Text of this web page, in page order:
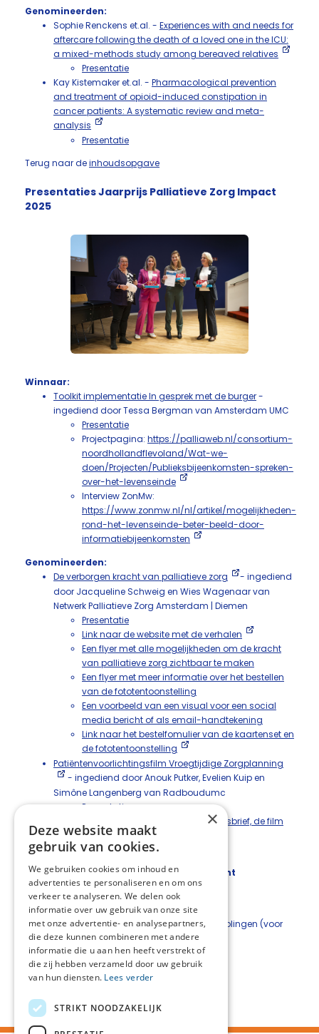
Genomineerden:
Sophie Renckens et.al. - Experiences with and needs for
aftercare following the death of a loved one in the ICU:
a mixed-methods study among bereaved relatives
Presentatie
Kay Kistemaker et.al. - Pharmacological prevention
and treatment of opioid-induced constipation in
cancer patients: A systematic review and meta-
analysis
Presentatie
Terug naar deinhoudsopgave
Presentaties Jaarprijs Palliatieve Zorg Impact
2025
Winnaar:
Toolkit implementatie In gesprek met de burger-
ingediend door Tessa Bergman van Amsterdam UMC
Presentatie
Projectpagina: https://palliaweb.nl/consortium-
noordhollandflevoland/Wat-we-
doen/Projecten/Publieksbijeenkomsten-spreken-
over-het-levenseinde
Interview ZonMw:
https://www.zonmw.nl/nl/artikel/mogelijkheden-
rond-het-levenseinde-beter-beeld-door-
informatiebijeenkomsten
Genomineerden:
De verborgen kracht van palliatieve zorg
- ingediend
door Jacqueline Schweig en Wies Wagenaar van
Netwerk Palliatieve Zorg Amsterdam | Diemen
Presentatie
Link naar de website met de verhalen
Een flyer met alle mogelijkheden om de kracht
van palliatieve zorg zichtbaar te maken
Een flyer met meer informatie over het bestellen
van de fototentoonstelling
Een voorbeeld van een visual voor een social
media bericht of als email-handtekening
Link naar het bestelfomulier van de kaartenset en
de fototentoonstelling
Patiëntenvoorlichtingsfilm Vroegtijdige Zorgplanning
- ingediend door Anouk Putker, Evelien Kuip en
Simône Langenberg van Radboudumc
Presentatie
Document met linkjes naar nieuwsbrief, de film
en e-learning
Overige informatie
Jaaroverzicht 2024 - Het EPZ in vogelvlucht
Klikhierom het Jaaroverzicht te bekijken.
Scholing palliatieve zorg
Klik hier
om meer te lezen over de scholingen (voor
zorgverleners en voor docenten).
Terug naar de inhoudsopgave
×
Deze website maakt
gebruik van cookies.
We gebruiken cookies om inhoud en
advertenties te personaliseren en om ons
verkeer te analyseren. We delen ook
informatie over uw gebruik van onze site
met onze advertentie- en analysepartners,
die deze kunnen combineren met andere
informatie die u aan hen heeft verstrekt of
die zij hebben verzameld door uw gebruik
van hun diensten. Lees verder
STRIKT NOODZAKELIJK